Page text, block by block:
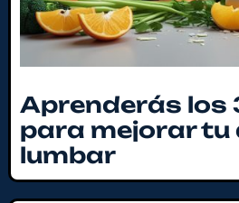
Aprenderás los
para mejorar tu
lumbar